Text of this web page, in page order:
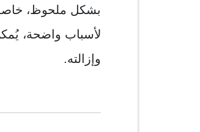
بشكل ملحوظ، خاصة
لأسباب واضحة،
وإزالته.